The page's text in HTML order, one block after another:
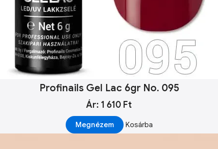
Profinails Gel Lac 6gr No. 095
Ár: 1 610 Ft
Megnézem Kosárba